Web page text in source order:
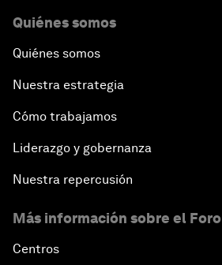
Quiénes somos
Quiénes somos
Nuestra estrategia
Cómo trabajamos
Liderazgo y gobernanza
Nuestra repercusión
Más información sobre el Foro
Centros